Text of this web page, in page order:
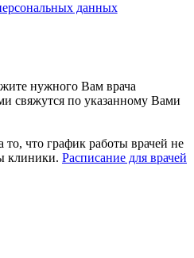
данных
нужного Вам врача
свяжутся по указанному Вами
что график работы врачей не
клиники. Расписание для врачей